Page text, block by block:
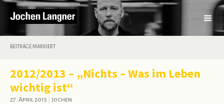
BEITRÄGE MARKIERT
2012/2013 – „Nichts – Was im Leben
wichtig ist“
27. April 2015 jochen